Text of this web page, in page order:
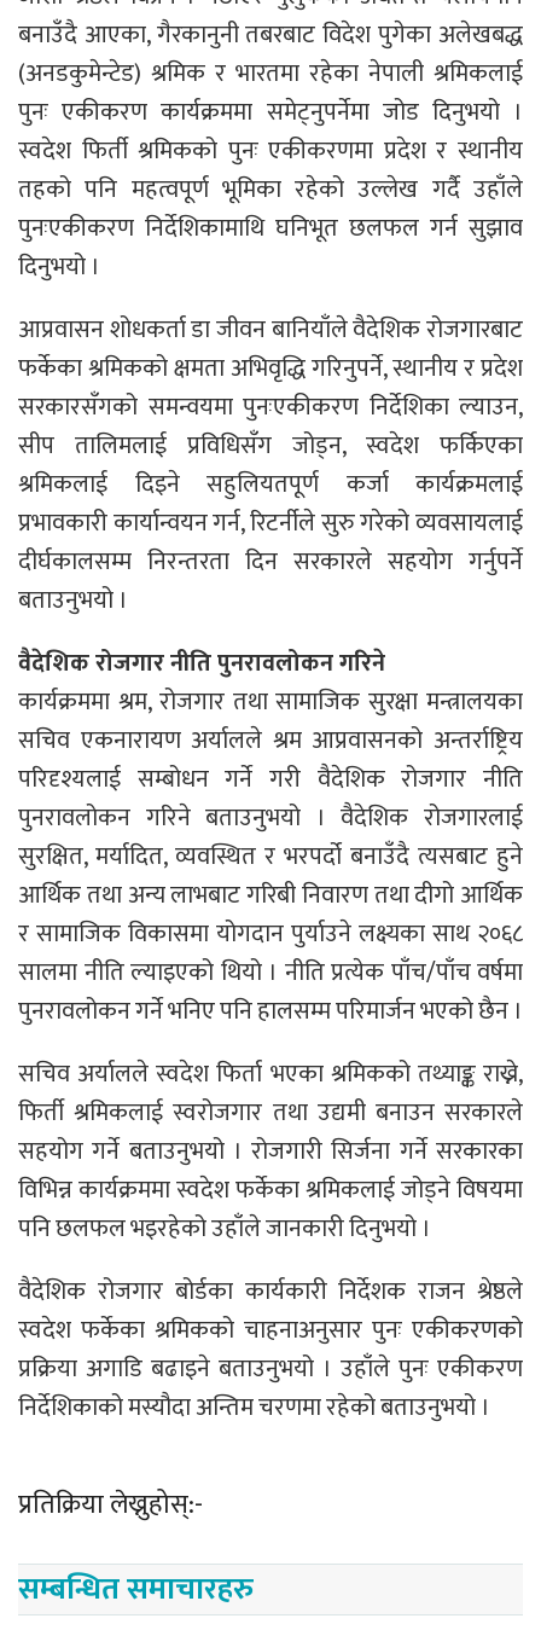
बनाउँदै आएका, गैरकानुनी तबरबाट विदेश पुगेका अलेखबद्ध
(अनडकुमेन्टेड) श्रमिक र भारतमा रहेका नेपाली श्रमिकलाई
पुनः एकीकरण कार्यक्रममा समेट्नुपर्नेमा जोड दिनुभयो ।
स्वदेश फिर्ती श्रमिकको पुनः एकीकरणमा प्रदेश र स्थानीय
तहको पनि महत्वपूर्ण भूमिका रहेको उल्लेख गर्दै उहाँले
पुनःएकीकरण निर्देशिकामाथि घनिभूत छलफल गर्न सुझाव
दिनुभयो ।
आप्रवासन शोधकर्ता डा जीवन बानियाँले वैदेशिक रोजगारबाट
फर्केका श्रमिकको क्षमता अभिवृद्धि गरिनुपर्ने, स्थानीय र प्रदेश
सरकारसँगको समन्वयमा पुनःएकीकरण निर्देशिका ल्याउन,
सीप तालिमलाई प्रविधिसँग जोड्न, स्वदेश फर्किएका
श्रमिकलाई दिइने सहुलियतपूर्ण कर्जा कार्यक्रमलाई
प्रभावकारी कार्यान्वयन गर्न, रिटर्नीले सुरु गरेको व्यवसायलाई
दीर्घकालसम्म निरन्तरता दिन सरकारले सहयोग गर्नुपर्ने
बताउनुभयो ।
वैदेशिक रोजगार नीति पुनरावलोकन गरिने
कार्यक्रममा श्रम, रोजगार तथा सामाजिक सुरक्षा मन्त्रालयका
सचिव एकनारायण अर्यालले श्रम आप्रवासनको अन्तर्राष्ट्रिय
परिदृश्यलाई सम्बोधन गर्ने गरी वैदेशिक रोजगार नीति
पुनरावलोकन गरिने बताउनुभयो । वैदेशिक रोजगारलाई
सुरक्षित, मर्यादित, व्यवस्थित र भरपर्दो बनाउँदै त्यसबाट हुने
आर्थिक तथा अन्य लाभबाट गरिबी निवारण तथा दीगो आर्थिक
र सामाजिक विकासमा योगदान पुर्याउने लक्ष्यका साथ २०६८
सालमा नीति ल्याइएको थियो । नीति प्रत्येक पाँच/पाँच वर्षमा
पुनरावलोकन गर्ने भनिए पनि हालसम्म परिमार्जन भएको छैन ।
सचिव अर्यालले स्वदेश फिर्ता भएका श्रमिकको तथ्याङ्क राख्ने,
फिर्ती श्रमिकलाई स्वरोजगार तथा उद्यमी बनाउन सरकारले
सहयोग गर्ने बताउनुभयो । रोजगारी सिर्जना गर्ने सरकारका
विभिन्न कार्यक्रममा स्वदेश फर्केका श्रमिकलाई जोड्ने विषयमा
पनि छलफल भइरहेको उहाँले जानकारी दिनुभयो ।
वैदेशिक रोजगार बोर्डका कार्यकारी निर्देशक राजन श्रेष्ठले
स्वदेश फर्केका श्रमिकको चाहनाअनुसार पुनः एकीकरणको
प्रक्रिया अगाडि बढाइने बताउनुभयो । उहाँले पुनः एकीकरण
निर्देशिकाको मस्यौदा अन्तिम चरणमा रहेको बताउनुभयो ।
प्रतिक्रिया लेख्नुहोस्:-
सम्बन्धित समाचारहरु